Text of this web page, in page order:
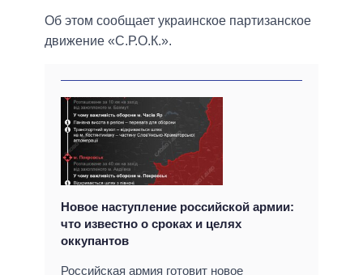
Об этом сообщает украинское партизанское
движение «С.Р.О.К.».
Новое наступление российской армии:
что известно о сроках и целях
оккупантов
Российская армия готовит новое